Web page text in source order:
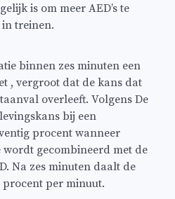
is om meer AED’s te
treinen.
binnen zes minuten een
, vergroot dat de kans dat
overleeft. Volgens De
bij een
procent wanneer
gecombineerd met de
Na zes minuten daalt de
procent per minuut.